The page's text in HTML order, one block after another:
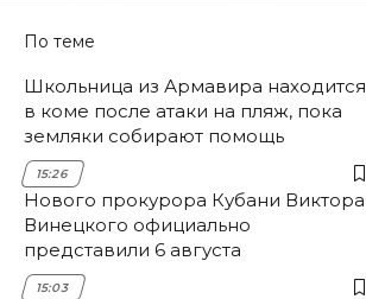
По теме
Школьница из Армавира находится
в коме после атаки на пляж, пока
земляки собирают помощь
15:26
Нового прокурора Кубани Виктора
Винецкого официально
представили 6 августа
15:03